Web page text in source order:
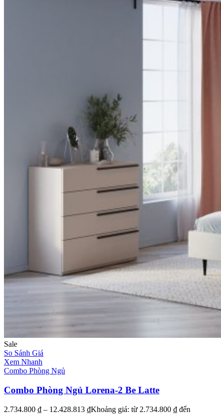
Sale
So Sánh Giá
Xem Nhanh
Combo Phòng Ngủ
Combo Phòng Ngủ Lorena-2 Be Latte
2.734.800 ₫ – 12.428.813 ₫Khoảng giá: từ 2.734.800 ₫ đến